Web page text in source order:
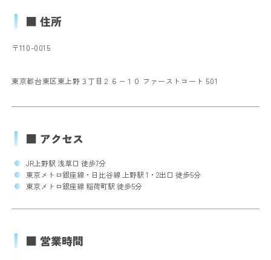
■ 住所
〒110-0015
東京都台東区東上野３丁目２６−１０ ファーストコート 501
■ アクセス
JR上野駅 浅草口 徒歩7分
東京メトロ銀座線・日比谷線 上野駅 1・2出口 徒歩5分
東京メトロ銀座線 稲荷町駅 徒歩5分
■ 営業時間